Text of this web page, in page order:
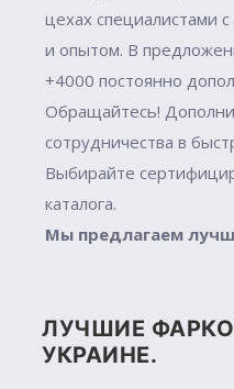
цехах специалистами
и опытом. В
+4000 постоянно
Обращайтесь!
сотрудничества в
Выбирайте
каталога.
Мы предлагаем
ЛУЧШИЕ
УКРАИНЕ.